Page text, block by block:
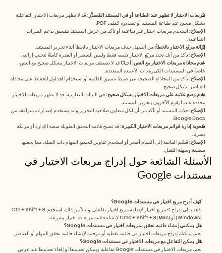
مربعات الاختيار لا تظهر عند الطباعة أو في المستند المُصدَّر:
بشكل صحيح عند طباعة المستند أو تصديره كملف PDF.
الإصلاح:
التفاعلية.
إزالة مربّع الاختيار بالخطأ: من السهل حذف مربعات الاختيار بالخطأ أثناء تحرير المستند.
الإصلاح: تأكد من أنك تحدد مربّع الاختيار نفسه فقط وليس السطر أو الفقرة كاملةً لتجنب إزالته.
عدم محاذاة مربعات الاختيار مع النص:
خاصةً في المستندات الكبيرة ذات الأعمدة المتعددة.
الإصلاح:
العناصر بشكل صحيح.
عدم وضع علامة على مربعات الاختيار بشكل صحيح:
محددة عندما يقوم الآخرون بتحرير المستند.
الإصلاح:
Google Docs.
صعوبة إدارة قوائم مربعات الاختيار الكبيرة:
بصريًا.
الإصلاح:
منظمة وسهلة التنقل.
مستندات Google
كيف أدرج مربع اختيار في مستندات Google؟
اذهب إلى إدراج > مربع اختيار لإضافة مربع اختيار تفاعلي. وبدلاً من ذلك، استخدم Ctrl + Shift + 8
(Windows) أو Cmd + Shift + 8 (Mac) لإنشاء قائمة مربعات اختيار بسرعة.
هل يمكنني إنشاء قائمة تحقق بمربعات اختيار في مستندات Google؟
نعم، يمكنك إدراج مربعات اختيار في قائمة نقطية أو مرقمة لإنشاء قائمة تحقق للمهام أو العناصر.
هل يمكن التفاعل مع مربعات الاختيار في مستندات Google؟